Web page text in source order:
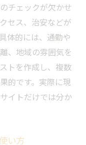
いエリア紹介
した情報収集術
育て・治安情報
と将来性
売買のポイント
のエリア解説
チェックが欠かせ
セス、治安などが
体的には、通勤や
、地域の雰囲気を
トを作成し、複数
的です。実際に現
イトだけでは分か
い方